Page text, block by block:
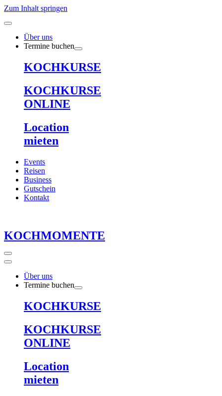
Zum Inhalt springen
Über uns
Termine buchen
KOCHKURSE
KOCHKURSE
ONLINE
Location
mieten
Events
Reisen
Business
Gutschein
Kontakt
KOCHMOMENTE
Über uns
Termine buchen
KOCHKURSE
KOCHKURSE
ONLINE
Location
mieten